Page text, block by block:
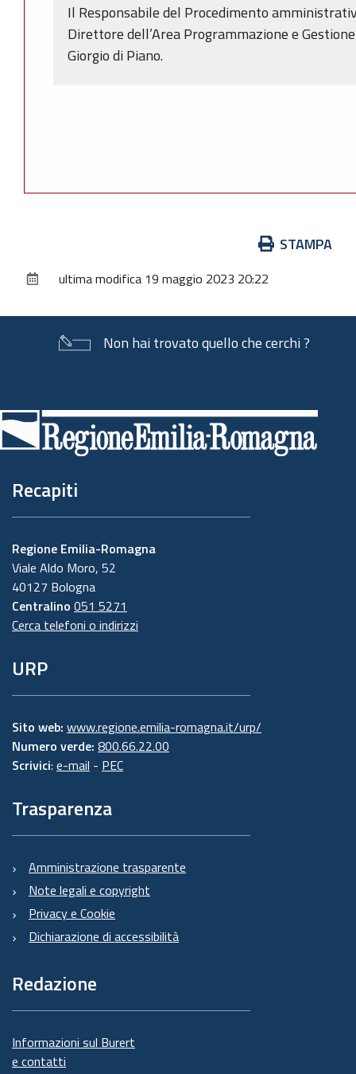
Il Responsabile del Procedimento
Direttore dell’Area Programmazione e
Giorgio di Piano.
documento
STAMPA
ultima modifica 19 maggio 2023 20:22
Non hai trovato quello che cerchi ?
di
pagina
Recapiti
Regione Emilia-Romagna
Viale Aldo Moro, 52
40127 Bologna
Centralino 051 5271
Cerca telefoni o indirizzi
URP
Sito web: www.regione.emilia-romagna.it/urp/
Numero verde: 800.66.22.00
Scrivici: e-mail - PEC
Trasparenza
Amministrazione trasparente
Note legali e copyright
Privacy e Cookie
Dichiarazione di accessibilità
Redazione
Informazioni sul Burert
e contatti